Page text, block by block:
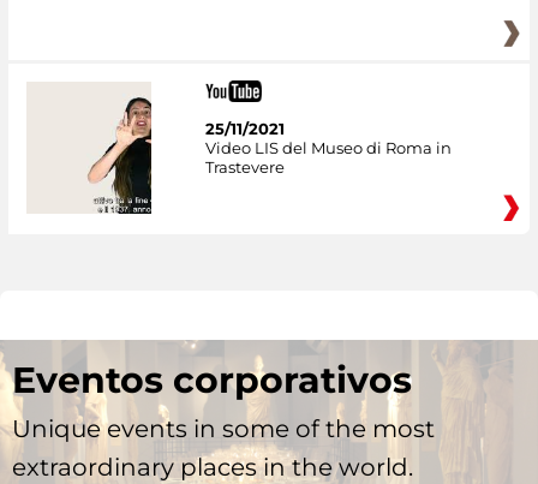
25/11/2021
Video LIS del Museo di Roma in
Trastevere
Eventos corporativos
Unique events in some of the most
extraordinary places in the world.